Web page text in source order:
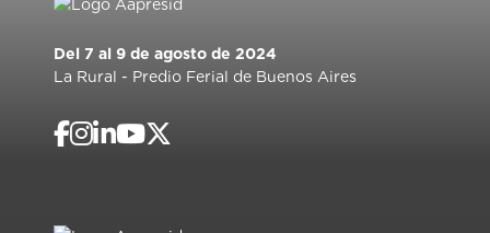
Del 7 al 9 de agosto de 2024
La Rural - Predio Ferial de Buenos Aires